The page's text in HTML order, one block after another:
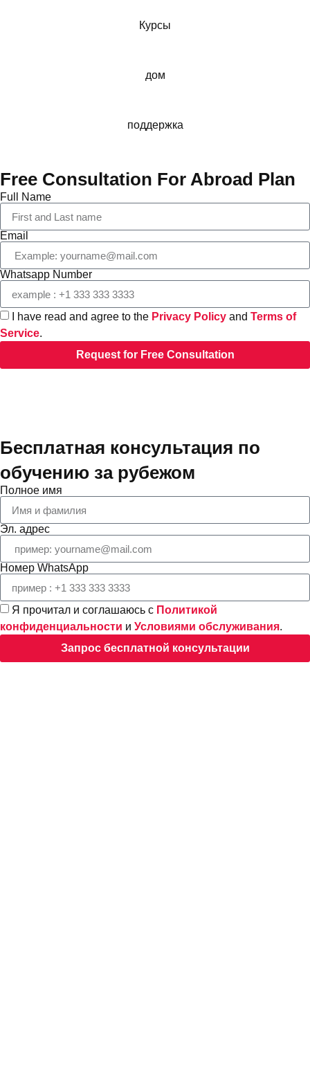
Курсы
дом
поддержка
Free Consultation For Abroad Plan
Full Name
Email
Whatsapp Number
I have read and agree to the Privacy Policy and Terms of
Service.
Request for Free Consultation
Бесплатная консультация по
обучению за рубежом
Полное имя
Эл. адрес
Номер WhatsApp
Я прочитал и соглашаюсь с Политикой
конфиденциальности и Условиями обслуживания.
Запрос бесплатной консультации